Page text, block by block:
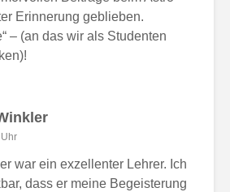
Erinnerung geblieben.
– (an das wir als Studenten
war ein exzellenter Lehrer. Ich
dass er meine Begeisterung